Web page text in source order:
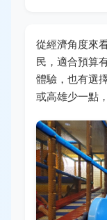
從經濟角度來
民，適合預算
體驗，也有選
或高雄少一點